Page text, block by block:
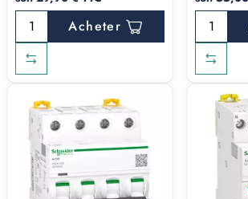
Acheter